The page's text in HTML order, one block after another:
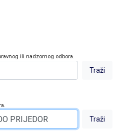
ili nadzornog odbora.